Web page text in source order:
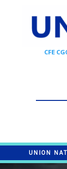
CFE
UNION